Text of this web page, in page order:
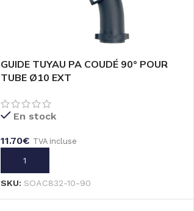
GUIDE TUYAU PA COUDÉ 90° POUR
TUBE Ø10 EXT
En stock
11.70€ TVA incluse
AJOUTER AU PANIER
SKU: SOAC832-10-90